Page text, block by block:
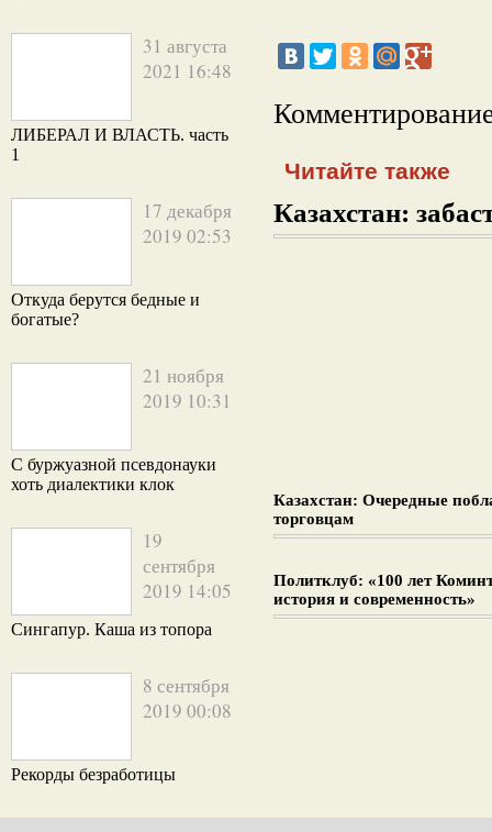
31 августа
2021 16:48
ЛИБЕРАЛ И ВЛАСТЬ. часть
1
17 декабря
2019 02:53
Откуда берутся бедные и
богатые?
21 ноября
2019 10:31
С буржуазной псевдонауки
хоть диалектики клок
19
сентября
2019 14:05
Сингапур. Каша из топора
8 сентября
2019 00:08
Рекорды безработицы
Читайте также
Казахстан:
Казахстан: Очередные
торговцам
Политклуб: «100 лет
история и современность»